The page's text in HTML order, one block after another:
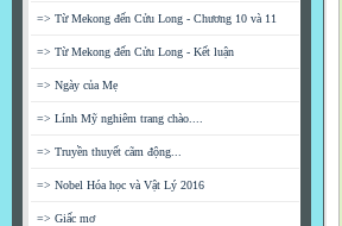
=> Từ Mekong đến Cửu Long - Chương 10 và 11
=> Từ Mekong đến Cửu Long - Kết luận
=> Ngày của Mẹ
=> Lính Mỹ nghiêm trang chào....
=> Truyền thuyết cãm động...
=> Nobel Hóa học và Vật Lý 2016
=> Giấc mơ